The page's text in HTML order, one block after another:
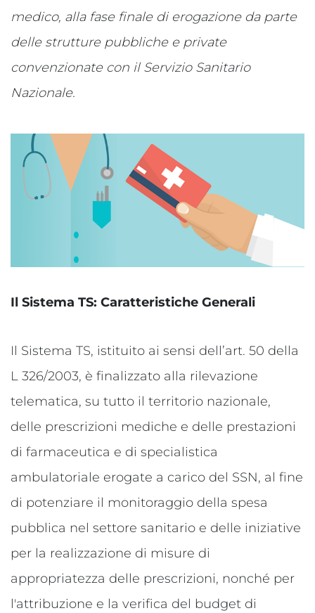
medico, alla fase finale di erogazione da parte
delle strutture pubbliche e private
convenzionate con il Servizio Sanitario
Nazionale.
Il Sistema TS: Caratteristiche Generali
Il Sistema TS, istituito ai sensi dell’art. 50 della
L 326/2003, è finalizzato alla rilevazione
telematica, su tutto il territorio nazionale,
delle prescrizioni mediche e delle prestazioni
di farmaceutica e di specialistica
ambulatoriale erogate a carico del SSN, al fine
di potenziare il monitoraggio della spesa
pubblica nel settore sanitario e delle iniziative
per la realizzazione di misure di
appropriatezza delle prescrizioni, nonché per
l'attribuzione e la verifica del budget di